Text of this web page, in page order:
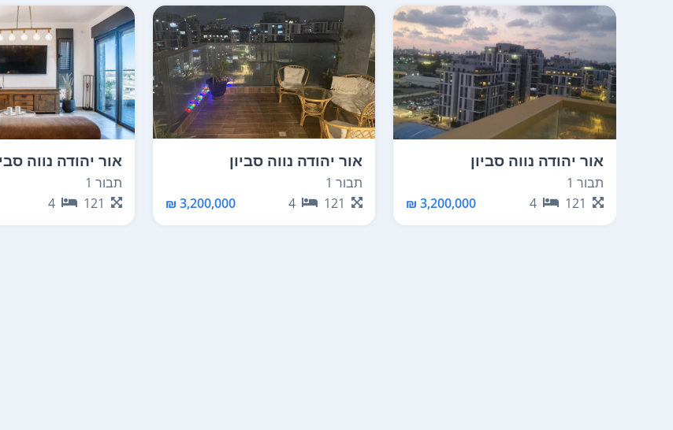
אור יהודה נווה סביון
תבור 1
121
4
3,200,000 ₪
אור יהודה נווה סביון
תבור 1
121
4
3,200,000 ₪
אור יהודה נווה
תבור 1
121
4